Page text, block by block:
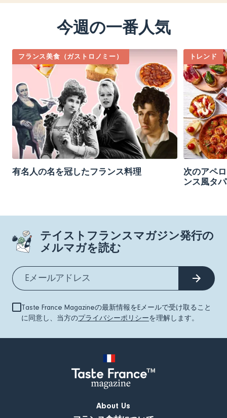
今週の一番人気
フランス美食（ガストロノミー）
有名人の名を冠したフランス料理
トレンド
次のアペ
ンス風タ
テイストフランスマガジン発行の
メルマガを読む
Taste France Magazineの最新情報をEメールで受け取ること
に同意し、当方のプライバシーポリシーを理解します。
About Us